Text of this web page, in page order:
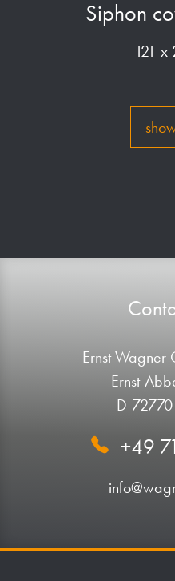
Siphon
121 x
Ernst Wagner
Ernst-
D-72770
+49